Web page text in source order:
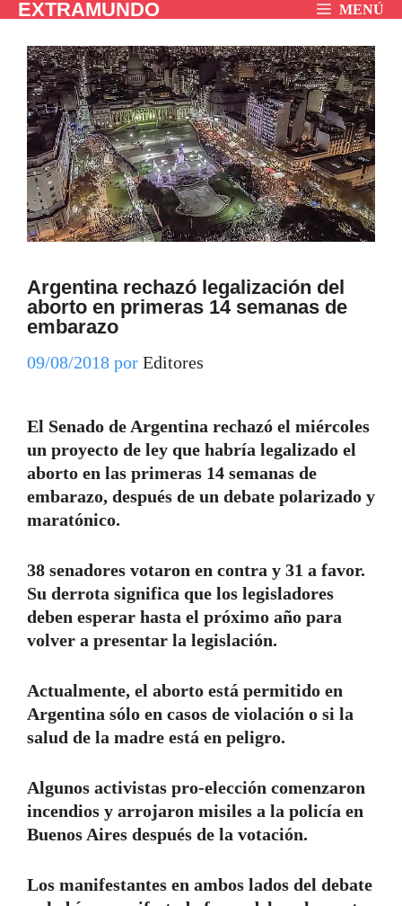
Saltar
contenido
EXTRAMUNDO MENÚ
Argentina rechazó legalización del
aborto en primeras 14 semanas de
embarazo
09/08/2018 por Editores
El Senado de Argentina rechazó el miércoles
un proyecto de ley que habría legalizado el
aborto en las primeras 14 semanas de
embarazo, después de un debate polarizado y
maratónico.
38 senadores votaron en contra y 31 a favor.
Su derrota significa que los legisladores
deben esperar hasta el próximo año para
volver a presentar la legislación.
Actualmente, el aborto está permitido en
Argentina sólo en casos de violación o si la
salud de la madre está en peligro.
Algunos activistas pro-elección comenzaron
incendios y arrojaron misiles a la policía en
Buenos Aires después de la votación.
Los manifestantes en ambos lados del debate